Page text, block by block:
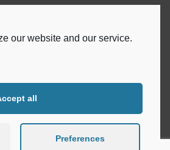
our website and our service.
all
Preferences